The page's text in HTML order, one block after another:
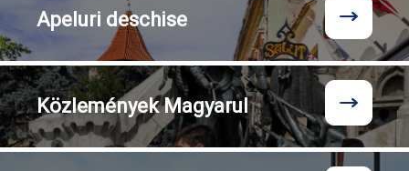
Apeluri deschise
KözleményekMagyarul